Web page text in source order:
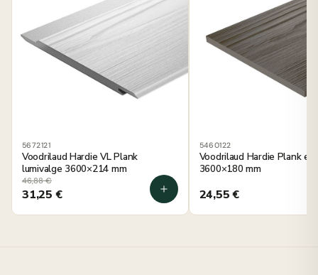
5672121
Voodrilaud Hardie VL Plank
lumivalge 3600×214 mm
46,88€
31,25 €
5460122
Voodrilaud Hardie Plank
3600×180 mm
24,55€